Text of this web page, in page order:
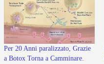
Per 20 Anni paralizzato, Grazie
a Botox Torna a Camminare.